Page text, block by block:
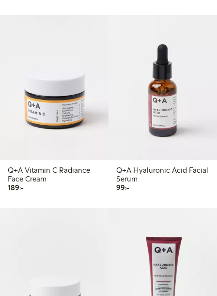
Q+A Vitamin C Radiance
Face Cream
189:-189,00 kr
Q+A Hyaluronic Acid Facial
Serum
99:-99,00 kr